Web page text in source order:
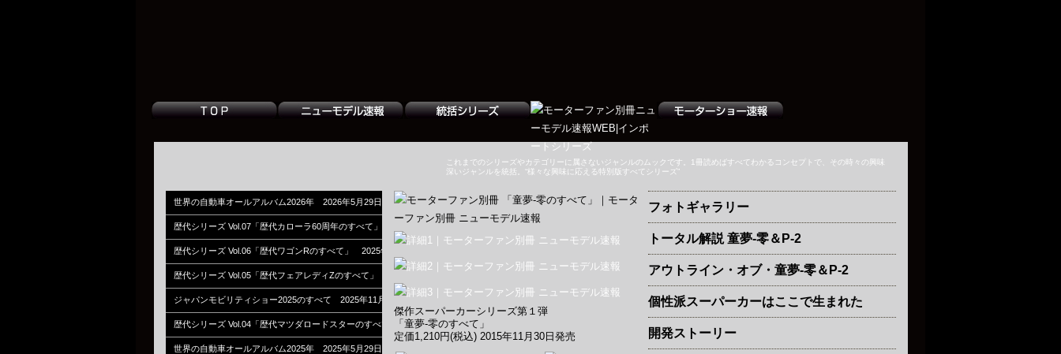
これまでのシリーズやカテゴリーに属さないジャンルのムックです。1冊読めばすべてわかるコンセプトで、その時々の興味
深いジャンルを統括。“様々な興味に応える特別版すべてシリーズ”
世界の自動車オールアルバム2026年 2026年5月29日発売
歴代シリーズ Vol.07「歴代カローラ60周年のすべて」 2026年3月31日発売
歴代シリーズ Vol.06「歴代ワゴンRのすべて」 2025年12月27日発売
歴代シリーズ Vol.05「歴代フェアレディZのすべて」 2025年12月16日発売
ジャパンモビリティショー2025のすべて 2025年11月5日発売
歴代シリーズ Vol.04「歴代マツダロードスターのすべて」 2025年10月6日発売
世界の自動車オールアルバム2025年 2025年5月29日発売
傑作スーパーカーシリーズ第１弾
「童夢-零のすべて」
定価1,210円(税込) 2015年11月30日発売
フォトギャラリー
トータル解説 童夢-零＆P-2
アウトライン・オブ・童夢-零＆P-2
個性派スーパーカーはここで生まれた
開発ストーリー